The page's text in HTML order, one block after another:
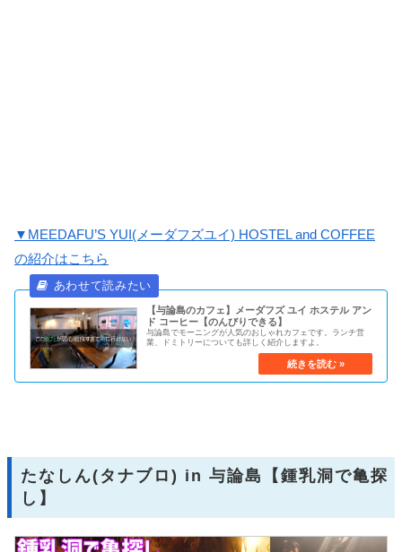
▼MEEDAFU’S YUI(メーダフズユイ) HOSTEL and COFFEE
の紹介はこちら
【与論島のカフェ】メーダフズ ユイ ホステル アン
ド コーヒー【のんびりできる】
与論島でモーニングが人気のおしゃれカフェです。ランチ営
業、ドミトリーについても詳しく紹介しますよ。
たなしん(タナブロ) in 与論島【鍾乳洞で亀探
し】